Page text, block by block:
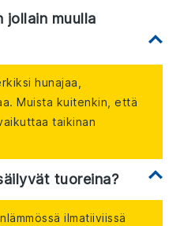
jollain muulla
hunajaa,
Muista kuitenkin, että
taikinan
tuoreina?
ilmatiiviissä